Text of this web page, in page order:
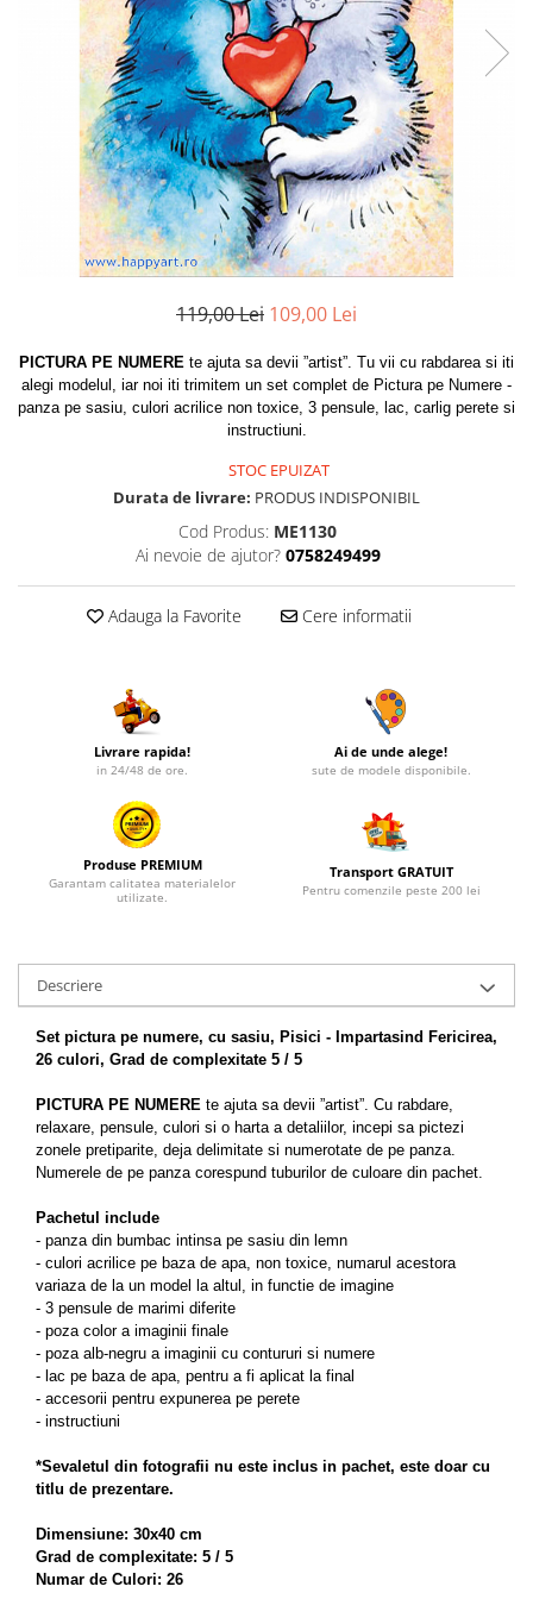
119,00 Lei 109,00 Lei
PICTURA PE NUMERE te ajuta sa devii ”artist”. Tu vii cu rabdarea si iti
alegi modelul, iar noi iti trimitem un set complet de Pictura pe Numere -
panza pe sasiu, culori acrilice non toxice, 3 pensule, lac, carlig perete si
instructiuni.
STOC EPUIZAT
Durata de livrare: PRODUS INDISPONIBIL
Cod Produs: ME1130
Ai nevoie de ajutor? 0758249499
Adauga la Favorite Cere informatii
Livrare rapida!
in 24/48 de ore.
Ai de unde alege!
sute de modele disponibile.
Produse PREMIUM
Garantam calitatea materialelor
utilizate.
Transport GRATUIT
Pentru comenzile peste 200 lei
Descriere
Set pictura pe numere, cu sasiu, Pisici - Impartasind Fericirea,
26 culori, Grad de complexitate 5 / 5
PICTURA PE NUMERE te ajuta sa devii ”artist”. Cu rabdare,
relaxare, pensule, culori si o harta a detaliilor, incepi sa pictezi
zonele pretiparite, deja delimitate si numerotate de pe panza.
Numerele de pe panza corespund tuburilor de culoare din pachet.
Pachetul include
- panza din bumbac intinsa pe sasiu din lemn
- culori acrilice pe baza de apa, non toxice, numarul acestora
variaza de la un model la altul, in functie de imagine
- 3 pensule de marimi diferite
- poza color a imaginii finale
- poza alb-negru a imaginii cu contururi si numere
- lac pe baza de apa, pentru a fi aplicat la final
- accesorii pentru expunerea pe perete
- instructiuni
*Sevaletul din fotografii nu este inclus in pachet, este doar cu
titlu de prezentare.
Dimensiune: 30x40 cm
Grad de complexitate: 5 / 5
Numar de Culori: 26